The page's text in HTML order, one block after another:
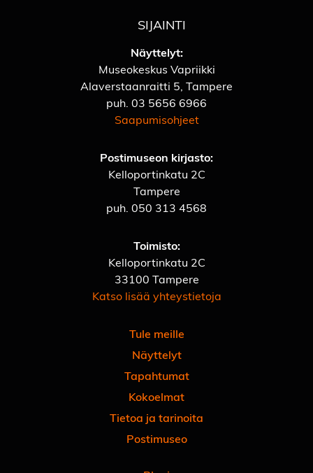
SIJAINTI
Näyttelyt:
Museokeskus Vapriikki
Alaverstaanraitti 5, Tampere
puh. 03 5656 6966
Saapumisohjeet
Postimuseon kirjasto:
Kelloportinkatu 2C
Tampere
puh. 050 313 4568
Toimisto:
Kelloportinkatu 2C
33100 Tampere
Katso lisää yhteystietoja
Tule meille
Näyttelyt
Tapahtumat
Kokoelmat
Tietoa ja tarinoita
Postimuseo